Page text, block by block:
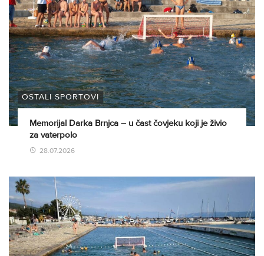
OSTALI SPORTOVI
Memorijal Darka Brnjca – u čast čovjeku koji je živio
za vaterpolo
28.07.2026